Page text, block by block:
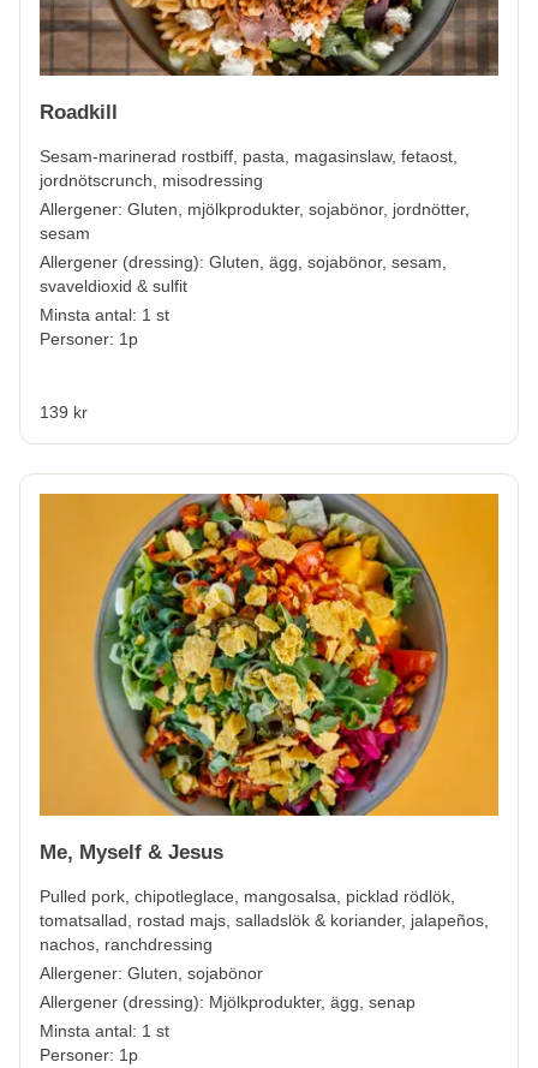
Roadkill
Sesam-marinerad rostbiff, pasta, magasinslaw, fetaost,
jordnötscrunch, misodressing
Allergener: Gluten, mjölkprodukter, sojabönor, jordnötter,
sesam
Allergener (dressing): Gluten, ägg, sojabönor, sesam,
svaveldioxid & sulfit
Minsta antal: 1 st
Personer: 1p
139 kr
Me, Myself & Jesus
Pulled pork, chipotleglace, mangosalsa, picklad rödlök,
tomatsallad, rostad majs, salladslök & koriander, jalapeños,
nachos, ranchdressing
Allergener: Gluten, sojabönor
Allergener (dressing): Mjölkprodukter, ägg, senap
Minsta antal: 1 st
Personer: 1p